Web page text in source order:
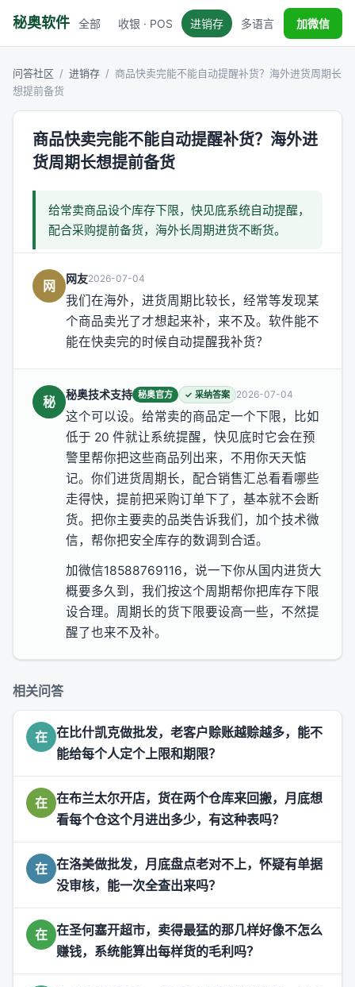
秘奥软件 全部 收银 · POS 进销存 多语言 税务对接
加微信
问答社区 / 进销存 / 商品快卖完能不能自动提醒补货？海外进货周期长
想提前备货
商品快卖完能不能自动提醒补货？海外进
货周期长想提前备货
给常卖商品设个库存下限，快见底系统自动提醒，
配合采购提前备货，海外长周期进货不断货。
网 网友2026-07-04
我们在海外，进货周期比较长，经常等发现某
个商品卖光了才想起来补，来不及。软件能不
能在快卖完的时候自动提醒我补货？
秘 秘奥技术支持 秘奥官方 ✓ 采纳答案 2026-07-04
这个可以设。给常卖的商品定一个下限，比如
低于 20 件就让系统提醒，快见底时它会在预
警里帮你把这些商品列出来，不用你天天惦
记。你们进货周期长，配合销售汇总看看哪些
走得快，提前把采购订单下了，基本就不会断
货。把你主要卖的品类告诉我们，加个技术微
信，帮你把安全库存的数调到合适。
加微信18588769116，说一下你从国内进货大
概要多久到，我们按这个周期帮你把库存下限
设合理。周期长的货下限要设高一些，不然提
醒了也来不及补。
相关问答
在 在比什凯克做批发，老客户赊账越赊越多，能不
能给每个人定个上限和期限？
在 在布兰太尔开店，货在两个仓库来回搬，月底想
看每个仓这个月进出多少，有这种表吗？
在 在洛美做批发，月底盘点老对不上，怀疑有单据
没审核，能一次全查出来吗？
在 在圣何塞开超市，卖得最猛的那几样好像不怎么
赚钱，系统能算出每样货的毛利吗？